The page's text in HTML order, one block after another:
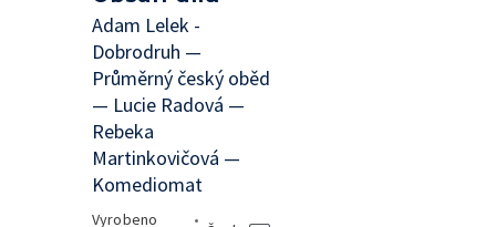
Adam Lelek -
Dobrodruh —
Průměrný český oběd
— Lucie Radová —
Rebeka
Martinkovičová —
Komediomat
Vyrobeno
•